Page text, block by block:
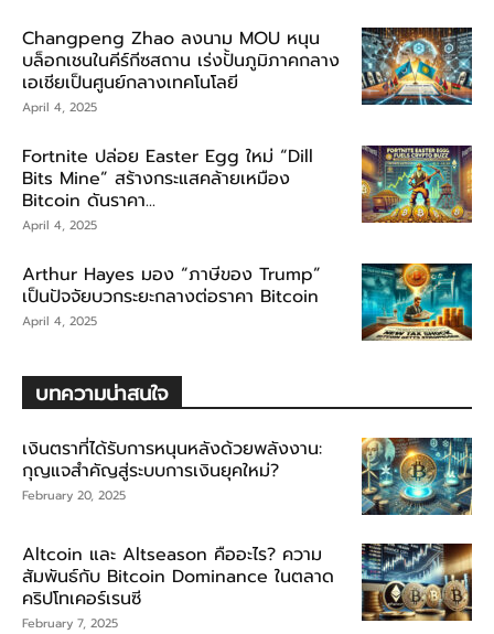
Changpeng Zhao ลงนาม MOU หนุน
บล็อกเชนในคีร์กีซสถาน เร่งปั้นภูมิภาคกลาง
เอเชียเป็นศูนย์กลางเทคโนโลยี
April 4, 2025
Fortnite ปล่อย Easter Egg ใหม่ “Dill
Bits Mine” สร้างกระแสคล้ายเหมือง
Bitcoin ดันราคา...
April 4, 2025
Arthur Hayes มอง “ภาษีของ Trump”
เป็นปัจจัยบวกระยะกลางต่อราคา Bitcoin
April 4, 2025
บทความน่าสนใจ
เงินตราที่ได้รับการหนุนหลังด้วยพลังงาน:
กุญแจสำคัญสู่ระบบการเงินยุคใหม่?
February 20, 2025
Altcoin และ Altseason คืออะไร? ความ
สัมพันธ์กับ Bitcoin Dominance ในตลาด
คริปโทเคอร์เรนซี
February 7, 2025